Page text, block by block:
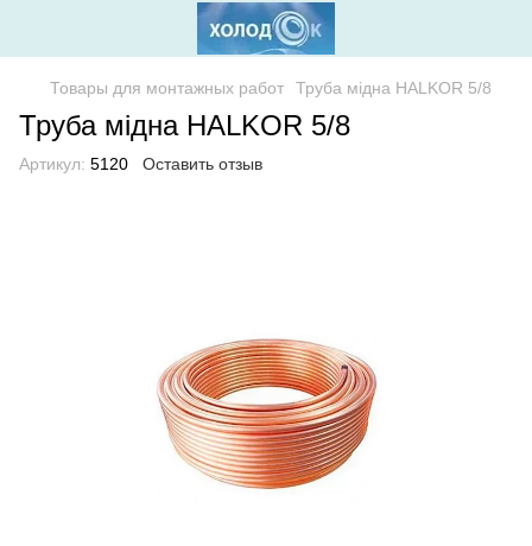
Товары для монтажных работ Труба мідна HALKOR 5/8
Труба мідна HALKOR 5/8
Артикул: 5120 Оставить отзыв